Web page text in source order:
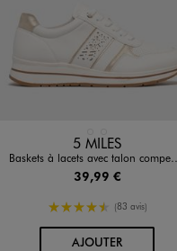
Disponible en 2 coloris
5 MILES
Baskets à lacets avec talon compensé femme - Valentina Baldano
39,99 €
4.5/5 de moyenne
(83 avis)
AJOUTERAU PANIER